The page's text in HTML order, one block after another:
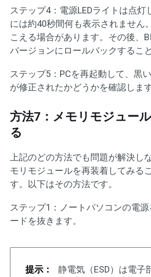
ステップ4：電源LEDライトは点灯
には約40秒間何も表示されません
こえる場合があります。その後、
バージョンにロールバックするこ
ステップ5：PCを再起動して、黒
が修正されたかどうかを確認します
方法7：メモリモジュー
る
上記のどの方法でも問題が解決し
モリモジュールを再装着してみる
す。以下はその方法です。
ステップ1：ノートパソコンの電
ードを抜きます。
提示：
静電気（ESD）は電子